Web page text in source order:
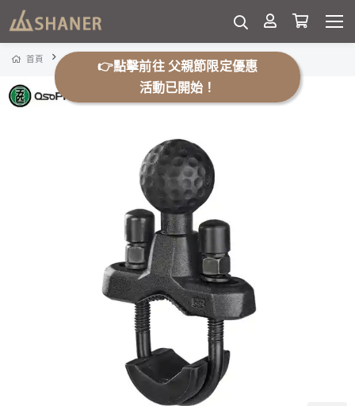
首頁 旅行用品 變徑球頭(玄武支架專用零件)
👉點擊前往 父親節限定優惠
活動已開始！